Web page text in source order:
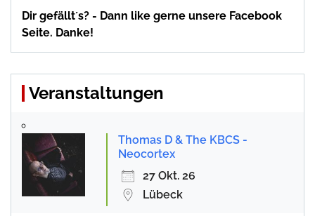
Dir gefällt´s? - Dann like gerne unsere Facebook
Seite. Danke!
Veranstaltungen
Thomas D & The KBCS -
Neocortex
27 Okt. 26
Lübeck